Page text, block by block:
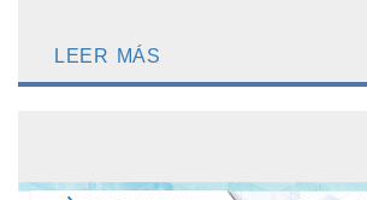
LEER MÁS